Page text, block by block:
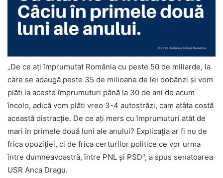
„De ce ați împrumutat România cu peste 50 de miliarde, la
care se adaugă peste 35 de milioane de lei dobânzi și vom
plăti la aceste împrumuturi până la 30 de ani de acum
încolo, adică vom plăti vreo 3-4 autostrăzi, cam atâta costă
această distracție. De ce ați mers cu împrumuturi atât de
mari în primele două luni ale anului? Explicația ar fi nu de
frica opoziției, ci de frica certurilor politice ce vor urma
între dumneavoastră, între PNL și PSD”, a spus senatoarea
USR Anca Dragu.